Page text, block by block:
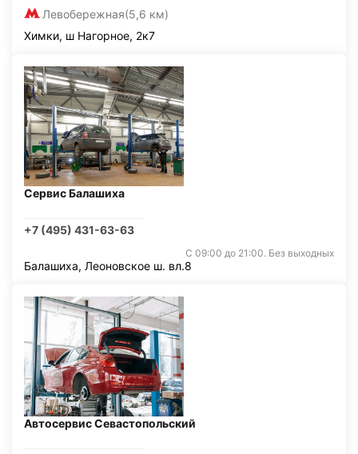
Левобережная(5,6 км)
Химки, ш Нагорное, 2к7
Сервис Балашиха
+7 (495) 431-63-63
С 09:00 до 21:00. Без выходных
Балашиха, Леоновское ш. вл.8
Автосервис Севастопольский